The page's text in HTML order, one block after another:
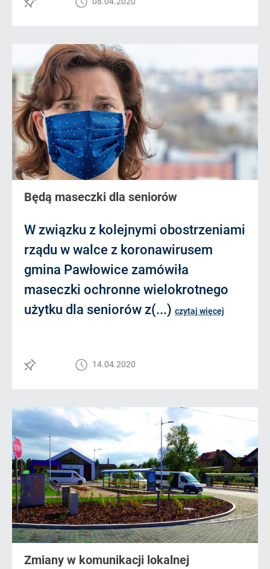
Będą maseczki dla seniorów
W związku z kolejnymi obostrzeniami
rządu w walce z koronawirusem
gmina Pawłowice zamówiła
maseczki ochronne wielokrotnego
użytku dla seniorów z(...) czytaj więcej
14.04.2020
Zmiany w komunikacji lokalnej